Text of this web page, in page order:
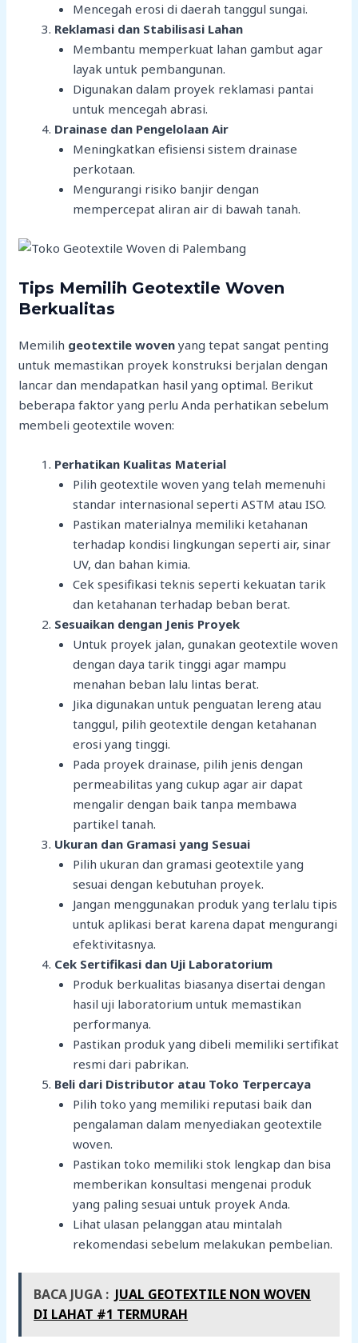
Mencegah erosi di daerah tanggul sungai.
Reklamasi dan Stabilisasi Lahan
Membantu memperkuat lahan gambut agar
layak untuk pembangunan.
Digunakan dalam proyek reklamasi pantai
untuk mencegah abrasi.
Drainase dan Pengelolaan Air
Meningkatkan efisiensi sistem drainase
perkotaan.
Mengurangi risiko banjir dengan
mempercepat aliran air di bawah tanah.
Tips Memilih Geotextile Woven
Berkualitas
Memilih geotextile woven yang tepat sangat penting
untuk memastikan proyek konstruksi berjalan dengan
lancar dan mendapatkan hasil yang optimal. Berikut
beberapa faktor yang perlu Anda perhatikan sebelum
membeli geotextile woven:
Perhatikan Kualitas Material
Pilih geotextile woven yang telah memenuhi
standar internasional seperti ASTM atau ISO.
Pastikan materialnya memiliki ketahanan
terhadap kondisi lingkungan seperti air, sinar
UV, dan bahan kimia.
Cek spesifikasi teknis seperti kekuatan tarik
dan ketahanan terhadap beban berat.
Sesuaikan dengan Jenis Proyek
Untuk proyek jalan, gunakan geotextile woven
dengan daya tarik tinggi agar mampu
menahan beban lalu lintas berat.
Jika digunakan untuk penguatan lereng atau
tanggul, pilih geotextile dengan ketahanan
erosi yang tinggi.
Pada proyek drainase, pilih jenis dengan
permeabilitas yang cukup agar air dapat
mengalir dengan baik tanpa membawa
partikel tanah.
Ukuran dan Gramasi yang Sesuai
Pilih ukuran dan gramasi geotextile yang
sesuai dengan kebutuhan proyek.
Jangan menggunakan produk yang terlalu tipis
untuk aplikasi berat karena dapat mengurangi
efektivitasnya.
Cek Sertifikasi dan Uji Laboratorium
Produk berkualitas biasanya disertai dengan
hasil uji laboratorium untuk memastikan
performanya.
Pastikan produk yang dibeli memiliki sertifikat
resmi dari pabrikan.
Beli dari Distributor atau Toko Terpercaya
Pilih toko yang memiliki reputasi baik dan
pengalaman dalam menyediakan geotextile
woven.
Pastikan toko memiliki stok lengkap dan bisa
memberikan konsultasi mengenai produk
yang paling sesuai untuk proyek Anda.
Lihat ulasan pelanggan atau mintalah
rekomendasi sebelum melakukan pembelian.
BACA JUGA : JUAL GEOTEXTILE NON WOVEN
DI LAHAT #1 TERMURAH